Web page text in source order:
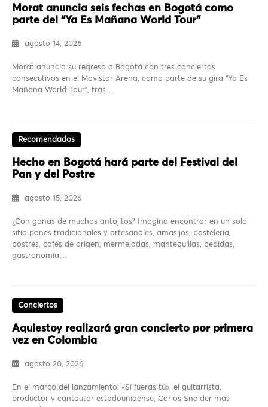
Morat anuncia seis fechas en Bogotá como
parte del “Ya Es Mañana World Tour”
agosto 14, 2026
Morat anuncia su regreso a Bogotá con tres conciertos
consecutivos en el Movistar Arena, como parte de su gira “Ya Es
Mañana World Tour”, tras…
Recomendados
Hecho en Bogotá hará parte del Festival del
Pan y del Postre
agosto 15, 2026
¿Con ganas de muchos antojitos? Imagina encontrar en un solo
sitio panes tradicionales y artesanales, amasijos, pastelería,
postres, cafés de origen, mermeladas, mantequillas, bebidas,
gastronomía…
Conciertos
Aquiestoy realizará gran concierto por primera
vez en Colombia
agosto 20, 2026
En el marco del lanzamiento: «Si fueras tú», el guitarrista,
productor y cantautor estadounidense, Carlos Snaider más